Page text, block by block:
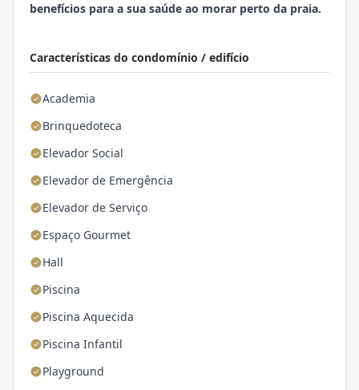
Características do condomínio / edifício
Academia
Brinquedoteca
Elevador Social
Elevador de Emergência
Elevador de Serviço
Espaço Gourmet
Hall
Piscina
Piscina Aquecida
Piscina Infantil
Playground
benefícios para a sua saúde ao morar perto da praia.